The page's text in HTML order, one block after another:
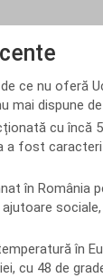
ce nu oferă
mai dispune
cu încă
a fost
în România
în
cu 48 de